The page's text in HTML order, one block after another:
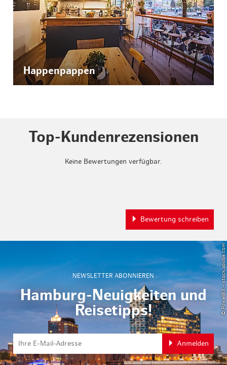
Happenpappen
Top-Kundenrezensionen
Keine Bewertungen verfügbar.
Bewertung schreiben
NEWSLETTER ABONNIEREN
Hamburg-Neuigkeiten und
Reisetipps!
Anmelden
© Powell83 – stock.adobe.com